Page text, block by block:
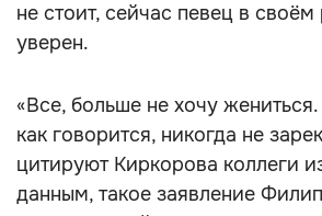
не стоит, сейчас певец в
уверен.
«Все, больше не хочу жениться.
как говорится, никогда не
цитируют Киркорова коллеги
данным, такое заявление